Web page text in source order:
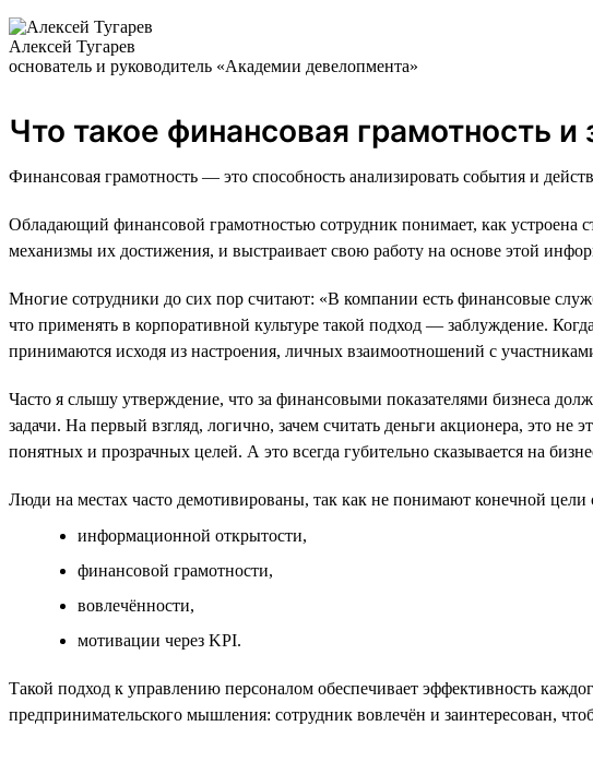
Алексей Тугарев
основатель и руководитель «Академии девелопмента»
Что такое финансовая грамотность
Финансовая грамотность — это способность анализировать события и
Обладающий финансовой грамотностью сотрудник понимает, как устроена
механизмы их достижения, и выстраивает свою работу на основе этой
Многие сотрудники до сих пор считают: «В компании есть финансовые
что применять в корпоративной культуре такой подход — заблуждение.
принимаются исходя из настроения, личных взаимоотношений с
Часто я слышу утверждение, что за финансовыми показателями бизнеса
задачи. На первый взгляд, логично, зачем считать деньги акционера, это
понятных и прозрачных целей. А это всегда губительно сказывается на
Люди на местах часто демотивированы, так как не понимают конечной цели
информационной открытости,
финансовой грамотности,
вовлечённости,
мотивации через KPI.
Такой подход к управлению персоналом обеспечивает эффективность
предпринимательского мышления: сотрудник вовлечён и заинтересован,